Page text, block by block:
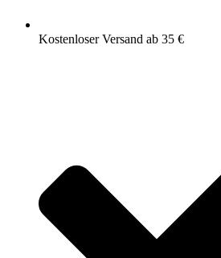
Kostenloser Versand ab 35 €